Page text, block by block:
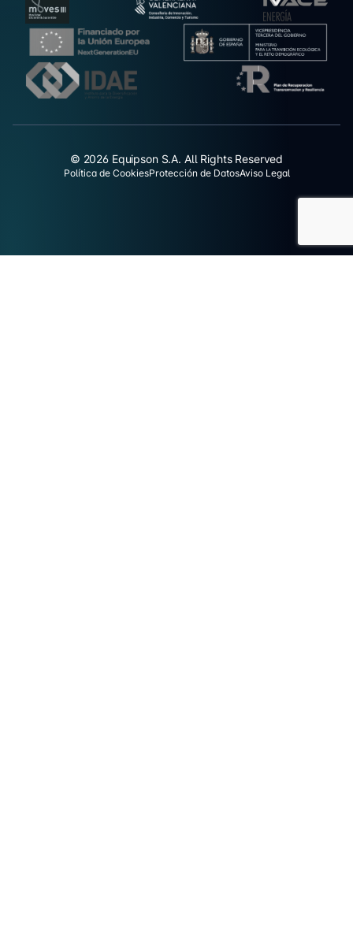
© 2026 Equipson S.A. All Rights Reserved
Política de CookiesProtección de DatosAviso Legal